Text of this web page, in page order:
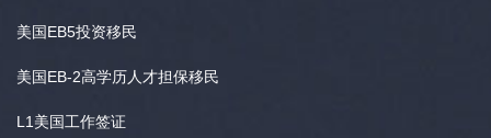
美国EB5投资移民
美国EB-2高学历人才担保移民
L1美国工作签证